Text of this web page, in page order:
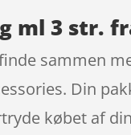
ml 3 str.
sammen
Din
købet af